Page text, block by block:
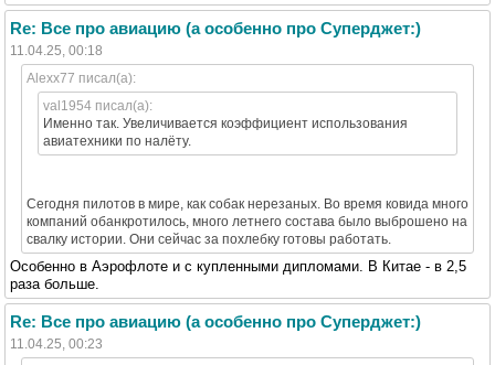
Re: Все про авиацию (а особенно про Суперджет:)
11.04.25, 00:18
Alexx77 писал(а):
val1954 писал(а):
Именно так. Увеличивается коэффициент использования
авиатехники по налёту.
Сегодня пилотов в мире, как собак нерезаных. Во время ковида много
компаний обанкротилось, много летнего состава было выброшено на
свалку истории. Они сейчас за похлебку готовы работать.
Особенно в Аэрофлоте и с купленными дипломами. В Китае - в 2,5
раза больше.
Re: Все про авиацию (а особенно про Суперджет:)
11.04.25, 00:23